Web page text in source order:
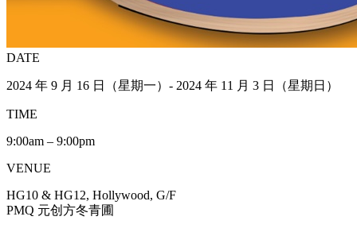
DATE
2024 年 9 月 16 日（星期一）- 2024 年 11 月 3 日（星期日）
TIME
9:00am – 9:00pm
VENUE
HG10 & HG12, Hollywood, G/F
PMQ 元创方冬青圃